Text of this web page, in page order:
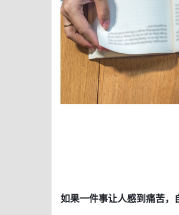
如果一件事让人感到痛苦，